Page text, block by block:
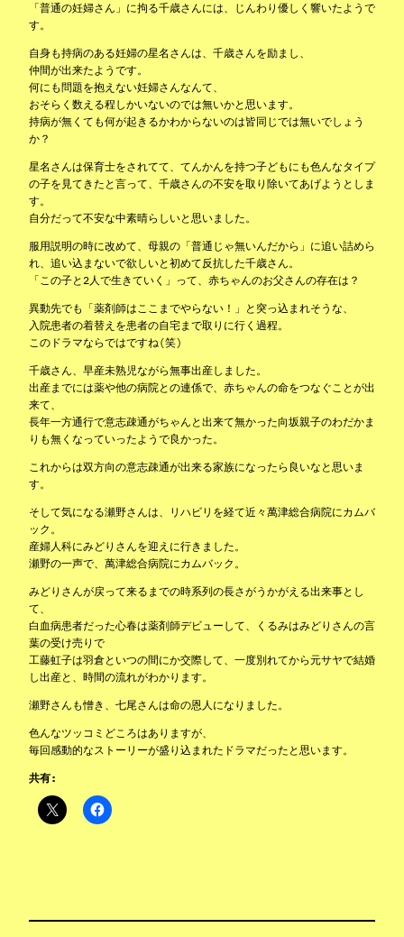
「普通の妊婦さん」に拘る千歳さんには、じんわり優しく響いたようで
す。
自身も持病のある妊婦の星名さんは、千歳さんを励まし、
仲間が出来たようです。
何にも問題を抱えない妊婦さんなんて、
おそらく数える程しかいないのでは無いかと思います。
持病が無くても何が起きるかわからないのは皆同じでは無いでしょう
か？
星名さんは保育士をされてて、てんかんを持つ子どもにも色んなタイプ
の子を見てきたと言って、千歳さんの不安を取り除いてあげようとしま
す。
自分だって不安な中素晴らしいと思いました。
服用説明の時に改めて、母親の「普通じゃ無いんだから」に追い詰めら
れ、追い込まないで欲しいと初めて反抗した千歳さん。
「この子と2人で生きていく」って、赤ちゃんのお父さんの存在は？
異動先でも「薬剤師はここまでやらない！」と突っ込まれそうな、
入院患者の着替えを患者の自宅まで取りに行く過程。
このドラマならではですね(笑)
千歳さん、早産未熟児ながら無事出産しました。
出産までには薬や他の病院との連係で、赤ちゃんの命をつなぐことが出
来て、
長年一方通行で意志疎通がちゃんと出来て無かった向坂親子のわだかま
りも無くなっていったようで良かった。
これからは双方向の意志疎通が出来る家族になったら良いなと思いま
す。
そして気になる瀬野さんは、リハビリを経て近々萬津総合病院にカムバ
ック。
産婦人科にみどりさんを迎えに行きました。
瀬野の一声で、萬津総合病院にカムバック。
みどりさんが戻って来るまでの時系列の長さがうかがえる出来事とし
て、
白血病患者だった心春は薬剤師デビューして、くるみはみどりさんの言
葉の受け売りで
工藤虹子は羽倉といつの間にか交際して、一度別れてから元サヤで結婚
し出産と、時間の流れがわかります。
瀬野さんも憎き、七尾さんは命の恩人になりました。
色んなツッコミどころはありますが、
毎回感動的なストーリーが盛り込まれたドラマだったと思います。
共有: